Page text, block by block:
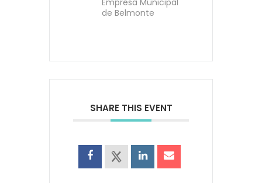
Empresa Municipal
de Belmonte
SHARE THIS EVENT